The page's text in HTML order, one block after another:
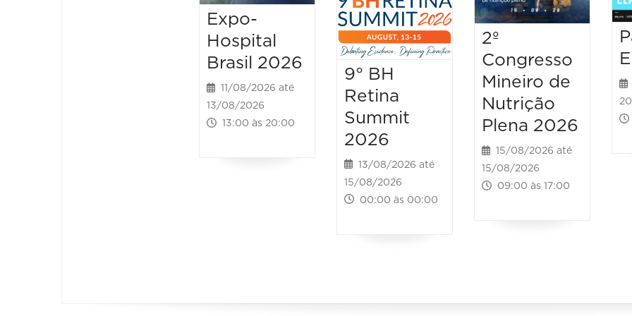
Expo-
Hospital
Brasil 2026
11/08/2026 até
13/08/2026
13:00 às 20:00
9° BH
Retina
Summit
2026
13/08/2026 até
15/08/2026
00:00 às 00:00
2º
Congresso
Mineiro de
Nutrição
Plena 2026
15/08/2026 até
15/08/2026
09:00 às 17:00